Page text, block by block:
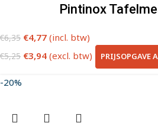
Pintinox
€6,35 €4,77 (incl. btw)
€5,25 €3,94 (excl. btw) PRIJSOPGAVE
-20%